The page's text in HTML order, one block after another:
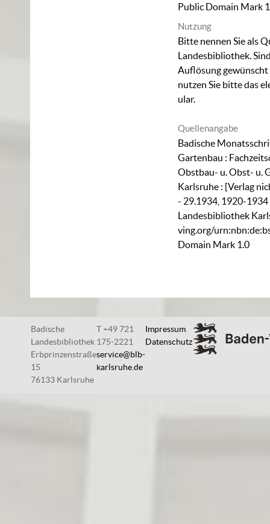
Public Domain Mark
Nutzung
Bitte nennen Sie als
Landesbibliothek.
Auflösung
nutzen Sie bitte das
ular.
Quellenangabe
Badische
Gartenbau :
Obstbau- u. Obst- u.
Karlsruhe : [Verlag
- 29.1934, 1920-1934
Landesbibliothek
ving.org/
Domain Mark 1.0
Badische
Landesbibliothek
Erbprinzenstraße
15
76133 Karlsruhe
T +49 721
175-2221
service@blb-
karlsruhe.de
Impressum
Datenschutz